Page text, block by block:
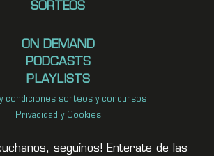
SORTEOS
ON DEMAND
PODCASTS
PLAYLISTS
condiciones sorteos y concursos
Privacidad y Cookies
seguínos! Enterate de las